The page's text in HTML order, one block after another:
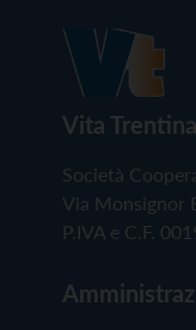
Vita
Società
Via Monsignor
P.IVA e C.F.